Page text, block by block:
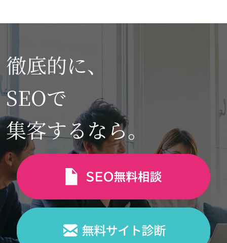
徹底的に、
SEOで
集客するなら。